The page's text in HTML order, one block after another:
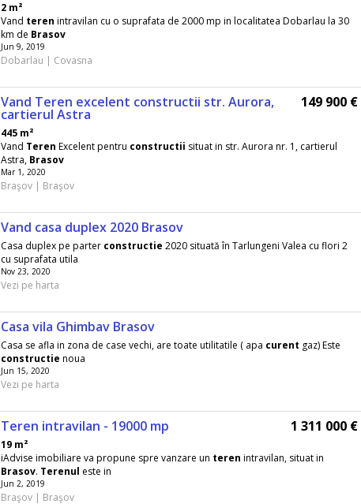
2 m²
Vand teren intravilan cu o suprafata de 2000 mp in localitatea Dobarlau la 30
km de Brasov
Jun 9, 2019
Dobarlau | Covasna
Vand Teren excelent constructii str. Aurora,
cartierul Astra
149 900 €
445 m²
Vand Teren Excelent pentru constructii situat in str. Aurora nr. 1, cartierul
Astra, Brasov
Mar 1, 2020
Braşov | Braşov
Vand casa duplex 2020 Brasov
Casa duplex pe parter constructie 2020 situată în Tarlungeni Valea cu flori 2
cu suprafata utila
Nov 23, 2020
Vezi pe harta
Casa vila Ghimbav Brasov
Casa se afla in zona de case vechi, are toate utilitatile ( apa curent gaz) Este
constructie noua
Jun 15, 2020
Vezi pe harta
Teren intravilan - 19000 mp 1 311 000 €
19 m²
iAdvise imobiliare va propune spre vanzare un teren intravilan, situat in
Brasov. Terenul este in
Jun 2, 2019
Braşov | Braşov